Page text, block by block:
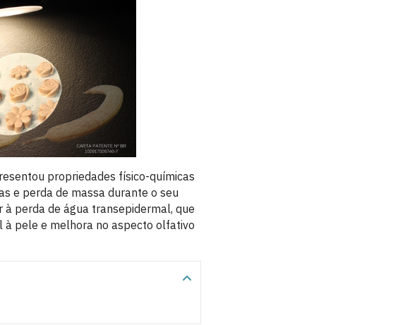
propriedades físico-químicas
e perda de massa durante o seu
perda de água transepidermal, que
à pele e melhora no aspecto olfativo